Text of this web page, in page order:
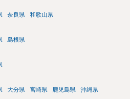
奈良県 和歌山県
島根県
大分県 宮崎県 鹿児島県 沖縄県